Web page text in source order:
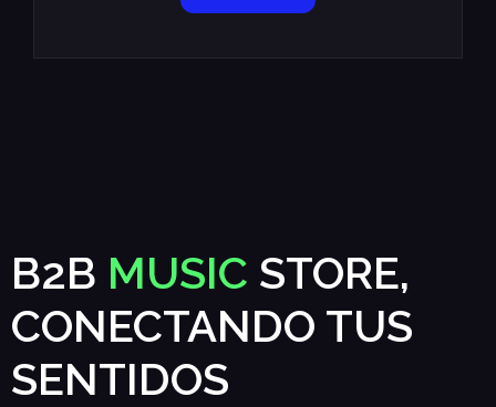
B2B MUSIC STORE,
CONECTANDO TUS
SENTIDOS